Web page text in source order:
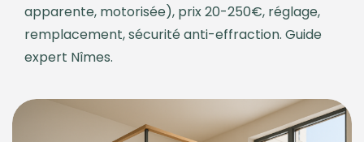
apparente, motorisée), prix 20-250€, réglage,
remplacement, sécurité anti-effraction. Guide
expert Nîmes.